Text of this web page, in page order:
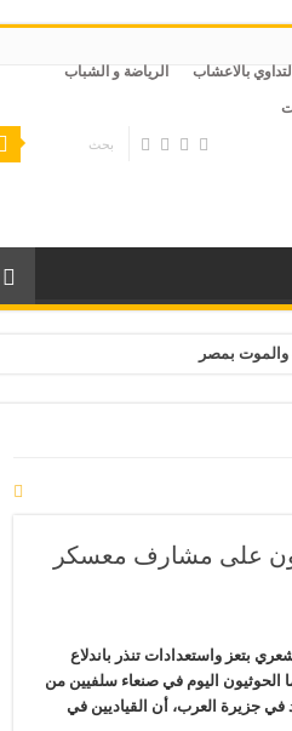
التداوي بالاعشاب الرياضة و الشباب
والموت بمصر
على مشارف معسكر
بتعز واستعدادات تنذر باندلاع
الحوثيون اليوم في صنعاء سلفيين من
جزيرة العرب، أن القياديين في